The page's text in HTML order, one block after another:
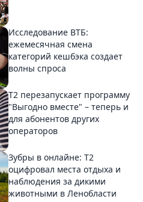
Исследование ВТБ:
ежемесячная смена
категорий кешбэка создает
волны спроса
Т2 перезапускает программу
"Выгодно вместе" – теперь и
для абонентов других
операторов
Зубры в онлайне: Т2
оцифровал места отдыха и
наблюдения за дикими
животными в Ленобласти